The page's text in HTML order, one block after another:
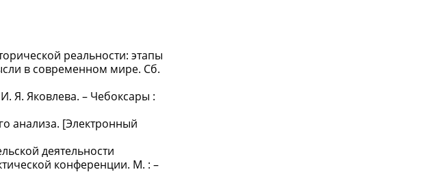
реальности: этапы
в современном мире. Сб.
Я. Яковлева. – Чебоксары :
анализа. [Электронный
деятельности
конференции. М. : –